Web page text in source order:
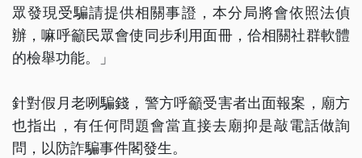
眾發現受騙請提供相關事證，本分局將會依照法偵
辦，嘛呼籲民眾會使同步利用面冊，佮相關社群軟體
的檢舉功能。」
針對假月老咧騙錢，警方呼籲受害者出面報案，廟方
也指出，有任何問題會當直接去廟抑是敲電話做詢
問，以防詐騙事件閣發生。